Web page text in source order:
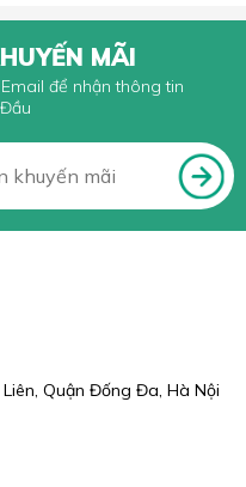
MÃI
để nhận thông tin
Quận Đống Đa, Hà Nội